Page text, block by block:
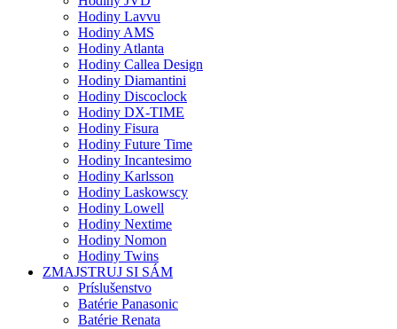
Hodiny Lavvu
Hodiny AMS
Hodiny Atlanta
Hodiny Callea Design
Hodiny Diamantini
Hodiny Discoclock
Hodiny DX-TIME
Hodiny Fisura
Hodiny Future Time
Hodiny Incantesimo
Hodiny Karlsson
Hodiny Laskowscy
Hodiny Lowell
Hodiny Nextime
Hodiny Nomon
Hodiny Twins
ZMAJSTRUJ SI SÁM
Príslušenstvo
Batérie Panasonic
Batérie Renata